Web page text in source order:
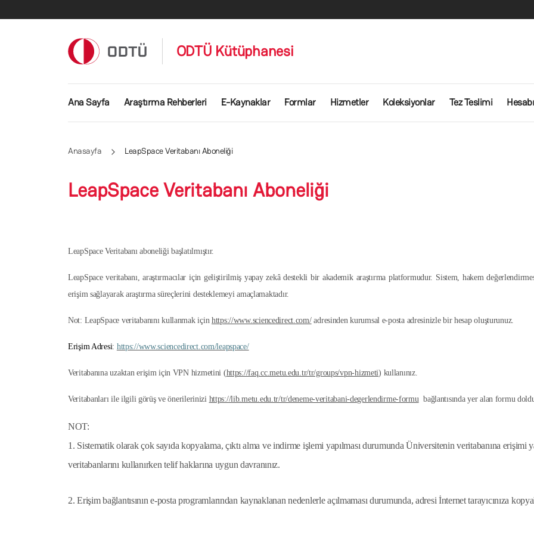
ODTÜ Kütüphanesi
E-Tez Yükleme
Ana Sayfa Araştırma Rehberleri E-Kaynaklar Formlar Hizmetler Koleksiyonlar Tez Teslimi
Anasayfa LeapSpace Veritabanı Aboneliği
LeapSpace Veritabanı Aboneliği
LeapSpaceVeritabanıaboneliği başlatılmıştır.
LeapSpace veritabanı, araştırmacılar için geliştirilmiş yapay zekâ destekli bir akademik araştırma platformudur. Sistem, hakem
erişim sağlayarak araştırma süreçlerini desteklemeyi amaçlamaktadır.
Not: LeapSpace veritabanını kullanmak için https://www.sciencedirect.com/ adresinden kurumsal e-posta adresinizle bir hesap oluşturunuz.
Erişim Adresi: https://www.sciencedirect.com/leapspace/
Veritabanına uzaktan erişim için VPN hizmetini (https://faq.cc.metu.edu.tr/tr/groups/vpn-hizmeti) kullanınız.
Veritabanları ile ilgili görüş ve önerilerinizi https://lib.metu.edu.tr/tr/deneme-veritabani-degerlendirme-formu bağlantısında yer alan formu
NOT:
1. Sistematik olarak çok sayıda kopyalama, çıktı alma ve indirme işlemi yapılması durumunda Üniversitenin veritabanına erişimi
veritabanlarını kullanırken telif haklarına uygun davranınız.
2. Erişim bağlantısının e-posta programlarından kaynaklanan nedenlerle açılmaması durumunda, adresi İnternet tarayıcınıza